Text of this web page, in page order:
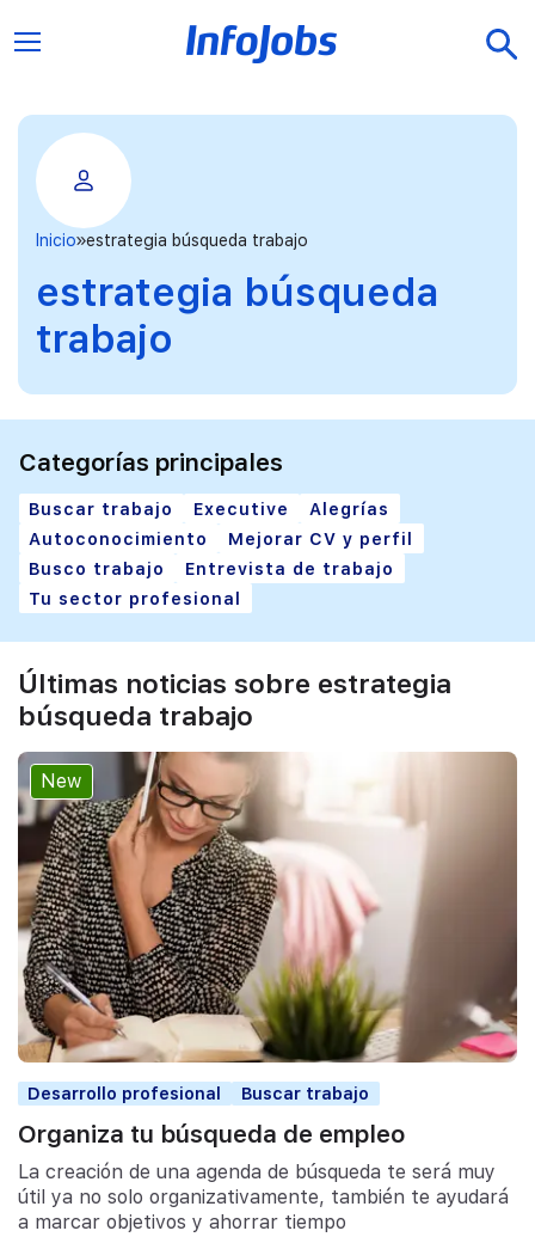
Inicio estrategia búsqueda trabajo
estrategia búsqueda
trabajo
Categorías principales
Buscar trabajo Executive
Alegrías
Autoconocimiento
Mejorar CV y perfil
Busco trabajo
Entrevista de trabajo
Tu sector profesional
Últimas noticias sobre estrategia
búsqueda trabajo
New
Desarrollo profesional Buscar trabajo
Organiza tu búsqueda de empleo
La creación de una agenda de búsqueda te será muy
útil ya no solo organizativamente, también te ayudará
a marcar objetivos y ahorrar tiempo